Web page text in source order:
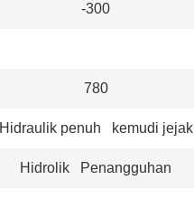
-300
780
Hidraulik penuh kemudi jejak
Hidrolik Penangguhan